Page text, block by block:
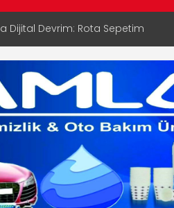
Dijital Devrim: Rota Sepetim
Bölge Müdürü Makam Koltuğunu
Rehberi ile Google ve Yapay Zeka
Öne Çıkın
Rehberi Hizmete Girdi
Yayın Hayatına Başladı | Hızlı ve